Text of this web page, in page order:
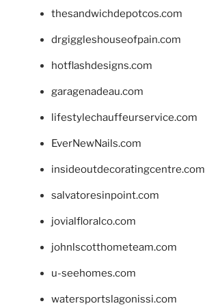
thesandwichdepotcos.com
drgiggleshouseofpain.com
hotflashdesigns.com
garagenadeau.com
lifestylechauffeurservice.com
EverNewNails.com
insideoutdecoratingcentre.com
salvatoresinpoint.com
jovialfloralco.com
johnlscotthometeam.com
u-seehomes.com
watersportslagonissi.com